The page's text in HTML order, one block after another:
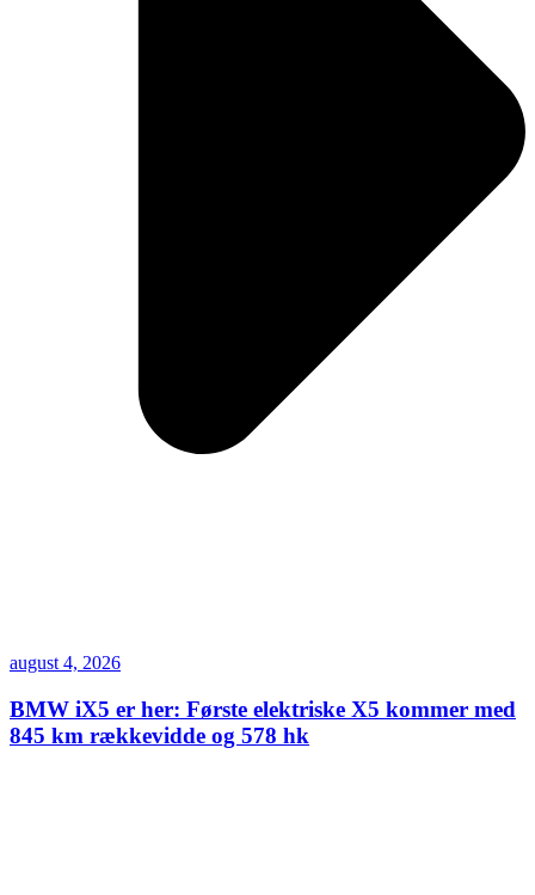
august 4, 2026
BMW iX5 er her: Første elektriske X5 kommer med
845 km rækkevidde og 578 hk